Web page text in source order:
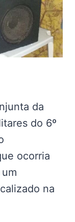
da
do 6º
ocorria
na